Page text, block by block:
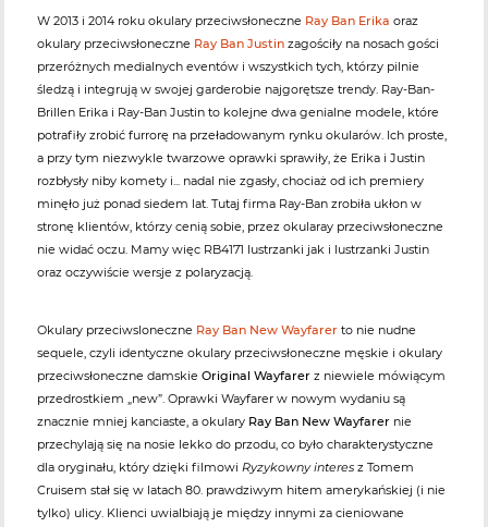
W 2013 i 2014 roku okulary przeciwsłoneczne Ray Ban Erika oraz
okulary przeciwsłoneczne Ray Ban Justin zagościły na nosach gości
przeróżnych medialnych eventów i wszystkich tych, którzy pilnie
śledzą i integrują w swojej garderobie najgorętsze trendy. Ray-Ban-
Brillen Erika i Ray-Ban Justin to kolejne dwa genialne modele, które
potrafiły zrobić furrorę na przeładowanym rynku okularów. Ich proste,
a przy tym niezwykle twarzowe oprawki sprawiły, że Erika i Justin
rozbłysły niby komety i... nadal nie zgasły, chociaż od ich premiery
minęło już ponad siedem lat. Tutaj firma Ray-Ban zrobiła ukłon w
stronę klientów, którzy cenią sobie, przez okularay przeciwsłoneczne
nie widać oczu. Mamy więc RB4171 lustrzanki jak i lustrzanki Justin
oraz oczywiście wersje z polaryzacją.
Okulary przeciwsloneczne Ray Ban New Wayfarer to nie nudne
sequele, czyli identyczne okulary przeciwsłoneczne męskie i okulary
przeciwsłoneczne damskie Original Wayfarer z niewiele mówiącym
przedrostkiem „new”. Oprawki Wayfarer w nowym wydaniu są
znacznie mniej kanciaste, a okulary Ray Ban New Wayfarer nie
przechylają się na nosie lekko do przodu, co było charakterystyczne
dla oryginału, który dzięki filmowi Ryzykowny interes z Tomem
Cruisem stał się w latach 80. prawdziwym hitem amerykańskiej (i nie
tylko) ulicy. Klienci uwialbiają je między innymi za cieniowane